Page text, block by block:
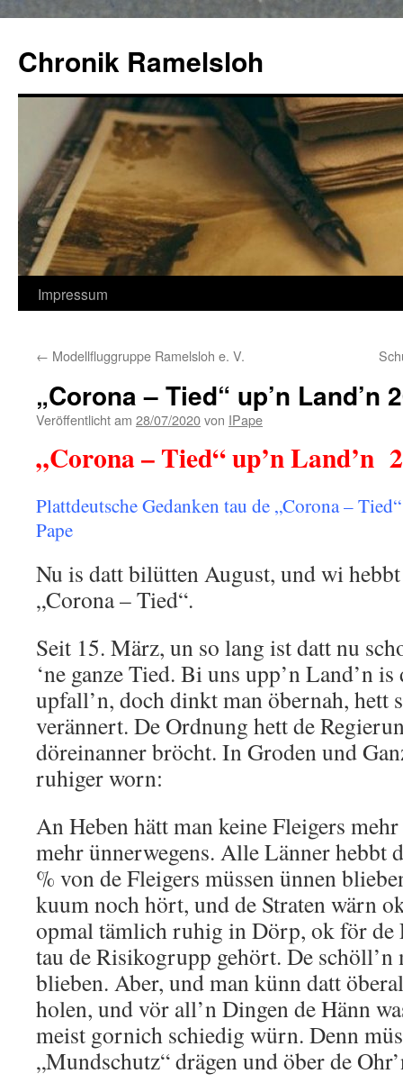
springen
Chronik Ramelsloh
Impressum
← Modellfluggruppe Ramelsloh e. V.
„Corona – Tied“ up’n Land’n
Veröffentlicht am 28/07/2020von IPape
„Corona – Tied“ up’n Land’n
Plattdeutsche Gedanken tau de „Corona –
Pape
Nu is datt bilütten August, und wi
„Corona – Tied“.
Seit 15. März, un so lang ist datt nu
‘ne ganze Tied. Bi uns upp’n Land’n
upfall’n, doch dinkt man öbernah, hett
verännert. De Ordnung hett de
döreinanner bröcht. In Groden und
ruhiger worn:
An Heben hätt man keine Fleigers
mehr ünnerwegens. Alle Länner hebbt
% von de Fleigers müssen ünnen
kuum noch hört, und de Straten wärn
opmal tämlich ruhig in Dörp, ok för de
tau de Risikogrupp gehört. De schöll’n
blieben. Aber, und man künn datt
holen, und vör all’n Dingen de Hänn
meist gornich schiedig würn. Denn
„Mundschutz“ drägen und öber de